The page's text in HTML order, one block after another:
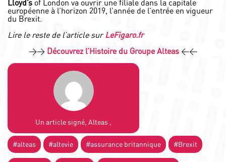
Lloyd’s of London va ouvrir une filiale dans la capitale
européenne à l’horizon 2019, l’année de l’entrée en vigueur
du Brexit.
Lire le reste de l’article surLeFigaro.fr
>> Découvrez l’Histoire du Groupe Alteas <<
Un article signé, Alteas ,
#alteas #altevie #assurance britannique #Brexit